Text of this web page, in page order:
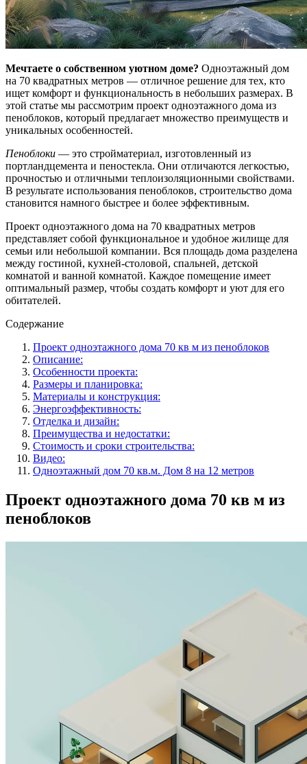
Мечтаете о собственном уютном доме? Одноэтажный дом
на 70 квадратных метров — отличное решение для тех, кто
ищет комфорт и функциональность в небольших размерах. В
этой статье мы рассмотрим проект одноэтажного дома из
пеноблоков, который предлагает множество преимуществ и
уникальных особенностей.
Пеноблоки — это стройматериал, изготовленный из
портландцемента и пеностекла. Они отличаются легкостью,
прочностью и отличными теплоизоляционными свойствами.
В результате использования пеноблоков, строительство дома
становится намного быстрее и более эффективным.
Проект одноэтажного дома на 70 квадратных метров
представляет собой функциональное и удобное жилище для
семьи или небольшой компании. Вся площадь дома разделена
между гостиной, кухней-столовой, спальней, детской
комнатой и ванной комнатой. Каждое помещение имеет
оптимальный размер, чтобы создать комфорт и уют для его
обитателей.
Содержание
Проект одноэтажного дома 70 кв м из пеноблоков
Описание:
Особенности проекта:
Размеры и планировка:
Материалы и конструкция:
Энергоэффективность:
Отделка и дизайн:
Преимущества и недостатки:
Стоимость и сроки строительства:
Видео:
Одноэтажный дом 70 кв.м. Дом 8 на 12 метров
Проект одноэтажного дома 70 кв м из
пеноблоков